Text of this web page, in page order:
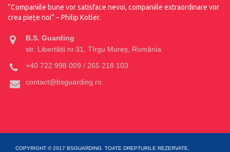
“Companiile bune vor satisface nevoi, companiile extraordinare vor
crea piețe noi” – Philip Kotler.
B.S. Guarding
str. Libertății nr.31, Tîrgu Mureș, România
+40 722 998 009 / 265 218 103
contact@bsguarding.ro
COPYRIGHT © 2017 BSGUARDING. TOATE DREPTURILE REZERVATE.